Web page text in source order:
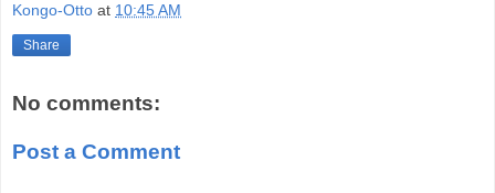
Kongo-Otto at 10:45 AM
Share
No comments:
Post a Comment